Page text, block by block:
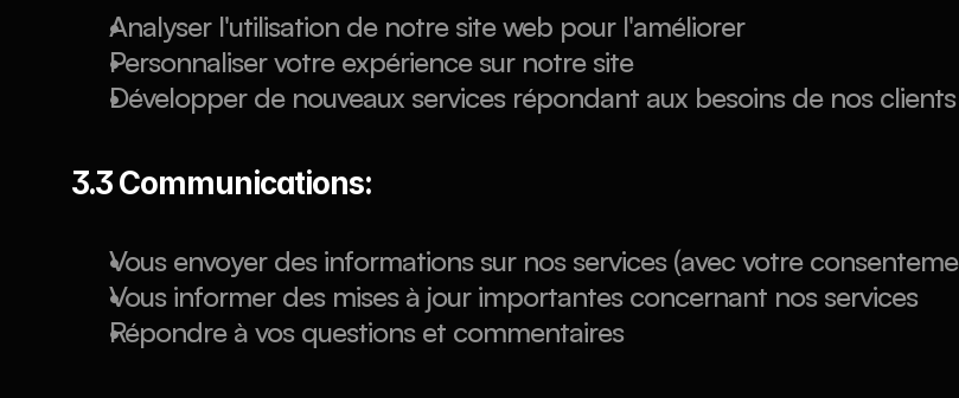
Analyser l'utilisation de notre site web pour l'améliorer
Personnaliser votre expérience sur notre site
Développer de nouveaux services répondant aux besoins de nos clients
3.3 Communications:
Vous envoyer des informations sur nos services (avec votre
Vous informer des mises à jour importantes concernant nos services
Répondre à vos questions et commentaires